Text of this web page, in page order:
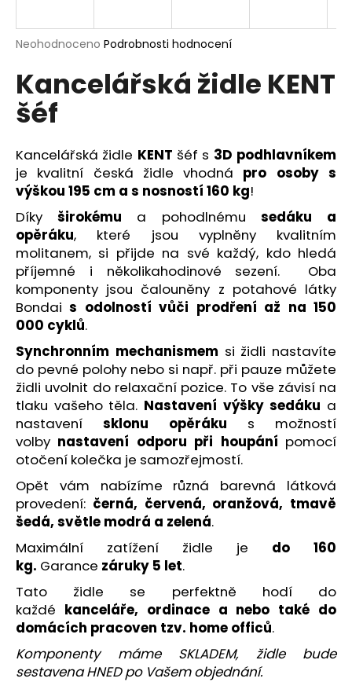
Průměrné
produktu
je
0,0
z
hvězdiček.
Neohodnoceno Podrobnosti hodnocení
Kancelářská židle KENT
šéf
Kancelářská židle KENT šéf s 3D podhlavníkem
je kvalitní česká židle vhodná pro osoby s
výškou 195 cm a s nosností 160 kg!
Díky
širokému a pohodlnému
sedáku a
opěráku, které jsou vyplněny kvalitním
molitanem, si přijde na své každý, kdo hledá
příjemné i několikahodinové sezení. Oba
komponenty jsou čalouněny z potahové látky
Bondai s odolností vůči prodření až na 150
000 cyklů.
Synchronním mechanismem si židli nastavíte
do pevné polohy nebo si např. při pauze můžete
židli uvolnit do relaxační pozice. To vše závisí na
tlaku vašeho těla. Nastavení výšky sedáku a
nastavení sklonu opěráku s možností
volby nastavení odporu při houpání pomocí
otočení kolečka je samozřejmostí.
Opět vám nabízíme různá barevná látková
provedení: černá, červená, oranžová, tmavě
šedá, světle modrá a zelená.
Maximální zatížení židle je do 160
kg. Garance záruky 5 let.
Tato židle se perfektně hodí do
každé kanceláře, ordinace a nebo také do
domácích pracoven tzv. home officů.
Komponenty máme SKLADEM, židle bude
sestavena HNED po Vašem objednání.
A
j
t
?
HLEDAT
D
o
p
o
r
u
č
u
j
e
m
e
HOME
OFFICE
ŽIDLE
DUCK
5
082
Kč